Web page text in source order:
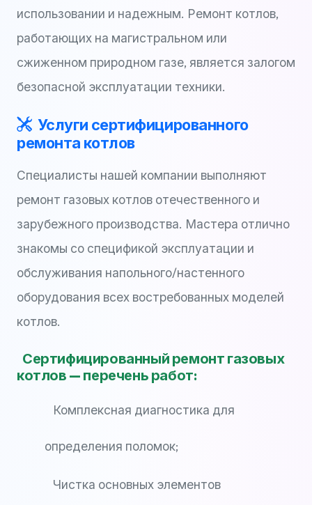
использовании и надежным. Ремонт котлов,
работающих на магистральном или
сжиженном природном газе, является залогом
безопасной эксплуатации техники.
Услуги сертифицированного
ремонта котлов
Специалисты нашей компании выполняют
ремонт газовых котлов отечественного и
зарубежного производства. Мастера отлично
знакомы со спецификой эксплуатации и
обслуживания напольного/настенного
оборудования всех востребованных моделей
котлов.
Сертифицированный ремонт газовых
котлов — перечень работ:
Комплексная диагностика для
определения поломок;
Чистка основных элементов